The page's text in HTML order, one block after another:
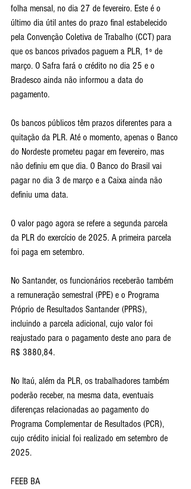
folha mensal, no dia 27 de fevereiro. Este é o
último dia útil antes do prazo final estabelecido
pela Convenção Coletiva de Trabalho (CCT) para
que os bancos privados paguem a PLR, 1º de
março. O Safra fará o crédito no dia 25 e o
Bradesco ainda não informou a data do
pagamento.
Os bancos públicos têm prazos diferentes para a
quitação da PLR. Até o momento, apenas o Banco
do Nordeste prometeu pagar em fevereiro, mas
não definiu em que dia. O Banco do Brasil vai
pagar no dia 3 de março e a Caixa ainda não
definiu uma data.
O valor pago agora se refere a segunda parcela
da PLR do exercício de 2025. A primeira parcela
foi paga em setembro.
No Santander, os funcionários receberão também
a remuneração semestral (PPE) e o Programa
Próprio de Resultados Santander (PPRS),
incluindo a parcela adicional, cujo valor foi
reajustado para o pagamento deste ano para de
R$ 3880,84.
No Itaú, além da PLR, os trabalhadores também
poderão receber, na mesma data, eventuais
diferenças relacionadas ao pagamento do
Programa Complementar de Resultados (PCR),
cujo crédito inicial foi realizado em setembro de
2025.
FEEB BA